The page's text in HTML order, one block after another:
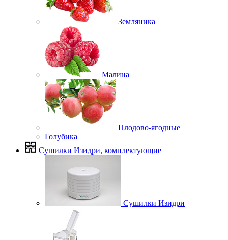
Земляника
Малина
Плодово-ягодные
Голубика
Сушилки Изидри, комплектующие
Сушилки Изидри